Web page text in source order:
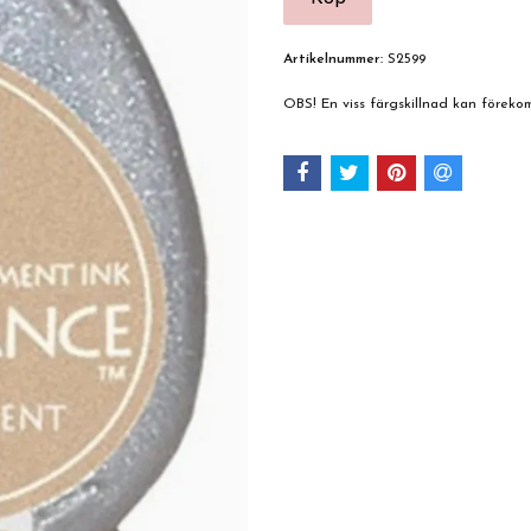
Artikelnummer: S2599
OBS! En viss färgskillnad kan